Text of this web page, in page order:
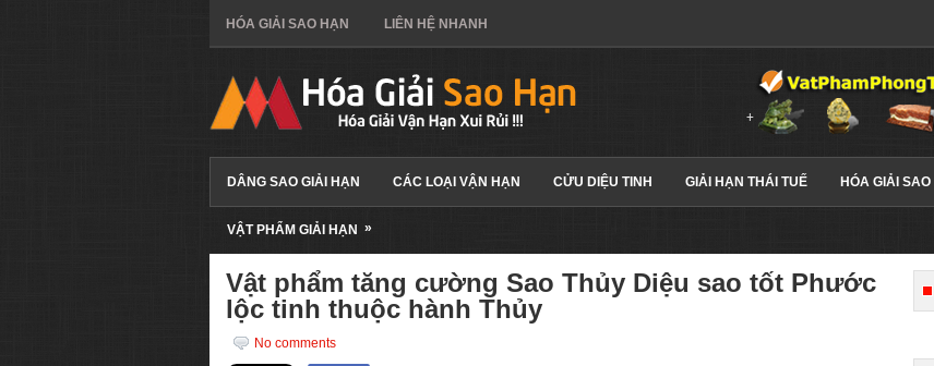
HÓA GIẢI SAO HẠN LIÊN HỆ NHANH
DÂNG SAO GIẢI HẠN CÁC LOẠI VẬN HẠN CỬU DIỆU TINH GIẢI HẠN THÁI TUẾ HÓA GIẢI SAO
VẬT PHẨM GIẢI HẠN »
Vật phẩm tăng cường Sao Thủy Diệu sao tốt Phước
lộc tinh thuộc hành Thủy
No comments